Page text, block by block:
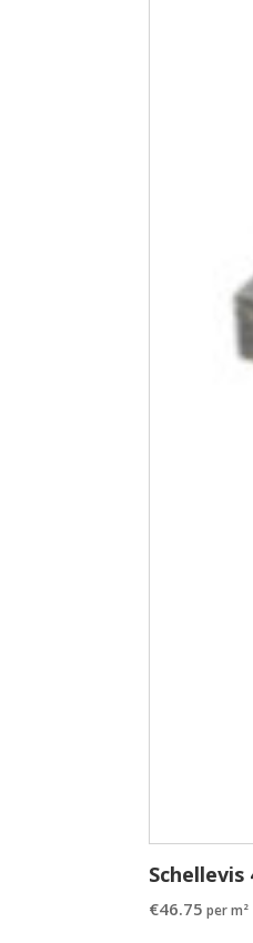
Schellevis
€46.75 per m²